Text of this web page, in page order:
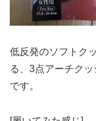
低反発のソフトク
る、3点アーチク
です。